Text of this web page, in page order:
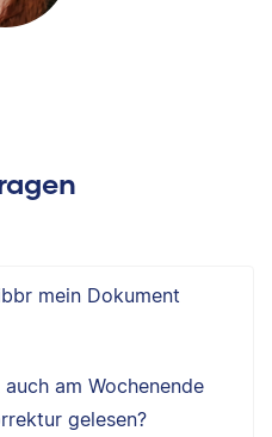
mein Dokument
am Wochenende
gelesen?